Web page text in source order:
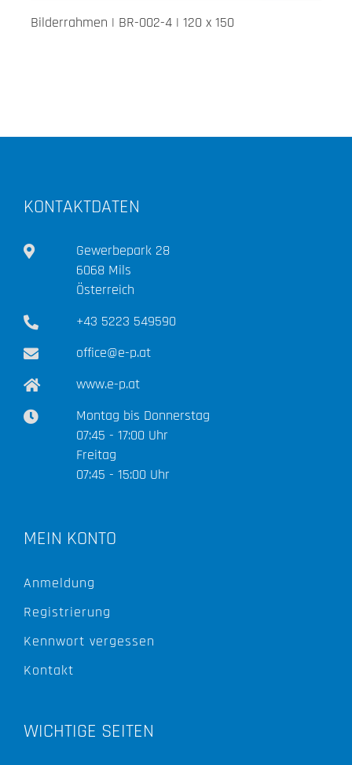
Bilderrahmen | BR-002-4 | 120 x 150
KONTAKTDATEN
Gewerbepark 28
6068 Mils
Österreich
+43 5223 549590
office@e-p.at
www.e-p.at
Montag bis Donnerstag
07:45 - 17:00 Uhr
Freitag
07:45 - 15:00 Uhr
MEIN KONTO
Anmeldung
Registrierung
Kennwort vergessen
Kontakt
WICHTIGE SEITEN